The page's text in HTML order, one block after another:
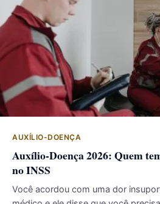
AUXÍLIO-DOENÇA
Auxílio-Doença 2026: Quem
no INSS
Você acordou com uma dor